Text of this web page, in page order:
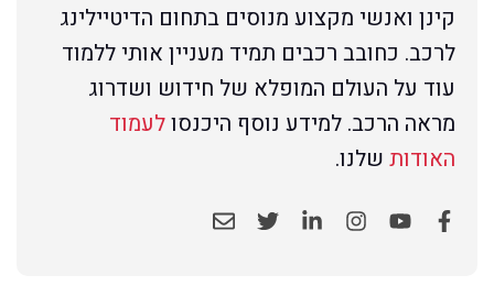
קינן ואנשי מקצוע מנוסים בתחום הדיטיילינג
לרכב. כחובב רכבים תמיד מעניין אותי ללמוד
עוד על העולם המופלא של חידוש ושדרוג
מראה הרכב. למידע נוסף היכנסולעמוד
האודות שלנו.